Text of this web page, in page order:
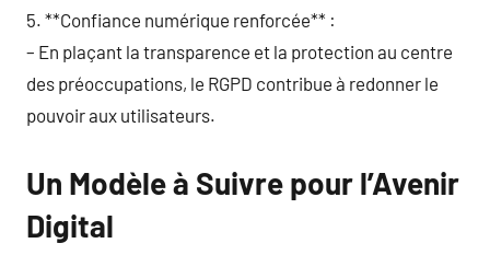
5. **Confiance numérique renforcée** :
– En plaçant la transparence et la protection au centre
des préoccupations, le RGPD contribue à redonner le
pouvoir aux utilisateurs.
Un Modèle à Suivre pour l’Avenir
Digital